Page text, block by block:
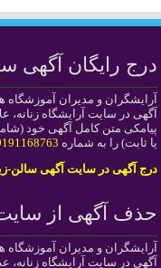
درج رایگان آگهی
آرایشگران و مدیران آموزشگاه
آگهی در سایت آرایشگاه زنانه،
پیامکی متن کامل آگهی خود
یا ثابت) را به شماره
درج آگهی در سایت آگهی سالن-
حذف آگهی از سایت
آرایشگران و مدیران آموزشگاه
آگهی در سایت آرایشگاه زنانه، عدد 00 را با خط ثبت شده آگهی در سایت به